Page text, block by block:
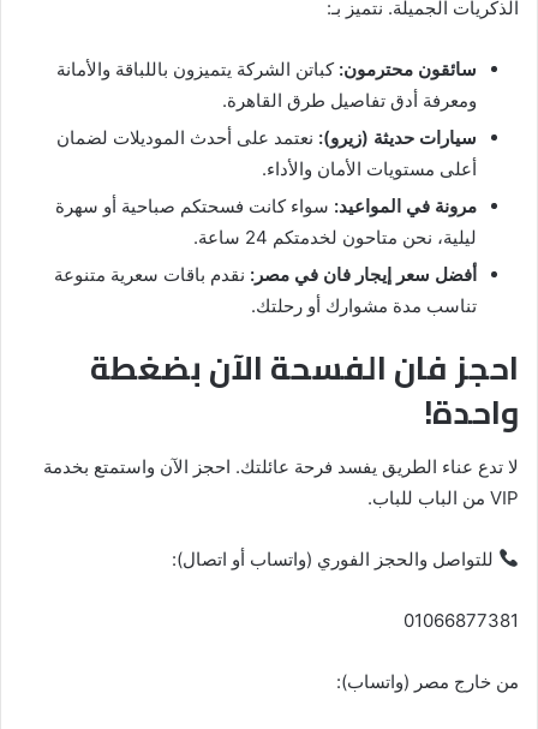
الذكريات الجميلة. نتميز بـ:
سائقون محترمون: كباتن الشركة يتميزون باللباقة والأمانة
ومعرفة أدق تفاصيل طرق القاهرة.
سيارات حديثة (زيرو): نعتمد على أحدث الموديلات لضمان
أعلى مستويات الأمان والأداء.
مرونة في المواعيد: سواء كانت فسحتكم صباحية أو سهرة
ليلية، نحن متاحون لخدمتكم 24 ساعة.
أفضل سعر إيجار فان في مصر: نقدم باقات سعرية متنوعة
تناسب مدة مشوارك أو رحلتك.
احجز فان الفسحة الآن بضغطة
واحدة!
لا تدع عناء الطريق يفسد فرحة عائلتك. احجز الآن واستمتع بخدمة
VIP من الباب للباب.
للتواصل والحجز الفوري (واتساب أو اتصال):
01066877381
من خارج مصر (واتساب):